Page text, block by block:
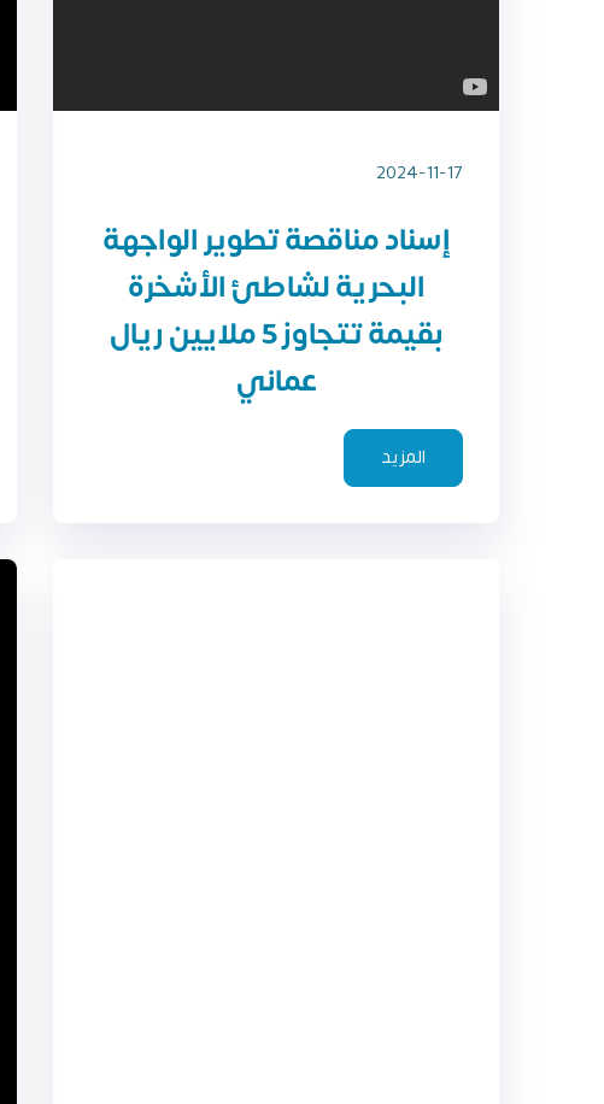
2024-11-17
إسناد مناقصة تطوير الواجهة
البحرية لشاطئ الأشخرة
بقيمة تتجاوز 5 ملايين ريال
عماني
المزيد